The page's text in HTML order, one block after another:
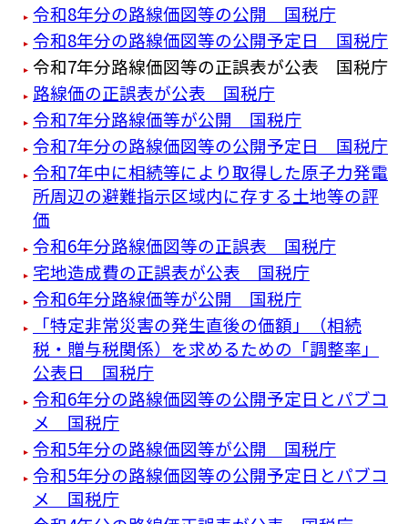
令和8年分の路線価図等の公開 国税庁
令和8年分の路線価図等の公開予定日 国税庁
令和7年分路線価図等の正誤表が公表 国税庁
路線価の正誤表が公表 国税庁
令和7年分路線価等が公開 国税庁
令和7年分の路線価図等の公開予定日 国税庁
令和7年中に相続等により取得した原子力発電
所周辺の避難指示区域内に存する土地等の評
価
令和6年分路線価図等の正誤表 国税庁
宅地造成費の正誤表が公表 国税庁
令和6年分路線価等が公開 国税庁
「特定非常災害の発生直後の価額」（相続
税・贈与税関係）を求めるための「調整率」
公表日 国税庁
令和6年分の路線価図等の公開予定日とパブコ
メ 国税庁
令和5年分の路線価図等が公開 国税庁
令和5年分の路線価図等の公開予定日とパブコ
メ 国税庁